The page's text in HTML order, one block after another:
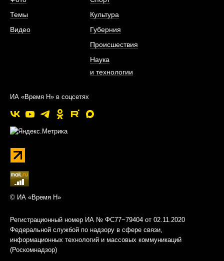
Темы
Видео
Культура
Губерния
Происшествия
Наука
и технологии
ИА «Время Н» в соцсетях
© ИА «Время Н»
Регистрационный номер ИА № ФС77−79404 от 02.11.2020
Федеральной службой по надзору в сфере связи,
информационных технологий и массовых коммуникаций
(Роскомнадзор)